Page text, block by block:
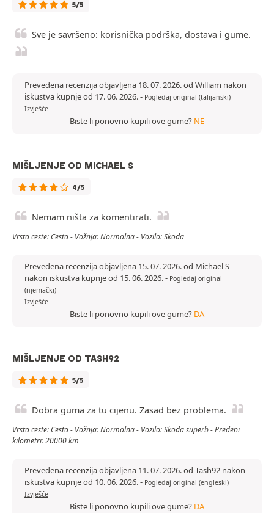
5/5
Sve je savršeno: korisnička podrška, dostava i gume.
Prevedena recenzija objavljena 18. 07. 2026. od William nakon
iskustva kupnje od 17. 06. 2026.- Pogledaj original (talijanski)
Izvješće
Biste li ponovno kupili ove gume? NE
MIŠLJENJE OD MICHAEL S
4/5
Nemam ništa za komentirati.
Vrsta ceste: Cesta - Vožnja: Normalna - Vozilo: Skoda
Prevedena recenzija objavljena 15. 07. 2026. od Michael S
nakon iskustva kupnje od 15. 06. 2026.- Pogledaj original
(njemački)
Izvješće
Biste li ponovno kupili ove gume? DA
MIŠLJENJE OD TASH92
5/5
Dobra guma za tu cijenu. Zasad bez problema.
Vrsta ceste: Cesta - Vožnja: Normalna - Vozilo: Skoda superb - Pređeni
kilometri: 20000 km
Prevedena recenzija objavljena 11. 07. 2026. od Tash92 nakon
iskustva kupnje od 10. 06. 2026.- Pogledaj original (engleski)
Izvješće
Biste li ponovno kupili ove gume? DA